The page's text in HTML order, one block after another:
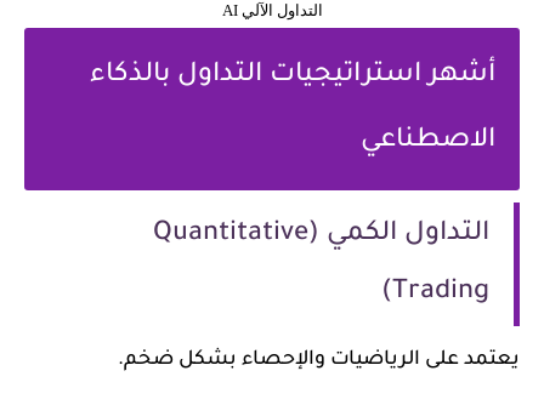
التداول الآلي AI
أشهر استراتيجيات التداول بالذكاء
الاصطناعي
التداول الكمي (Quantitative
Trading)
يعتمد على الرياضيات والإحصاء بشكل ضخم.